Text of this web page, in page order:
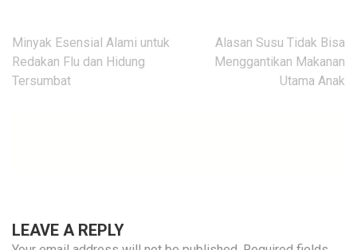
Post
navigation
Minyak Esensial Alami untuk
Redakan Flu dan Hidung
Tersumbat
Alasan Susu Tidak Bisa
Menggantikan Makanan
Utama Anak
LEAVE A REPLY